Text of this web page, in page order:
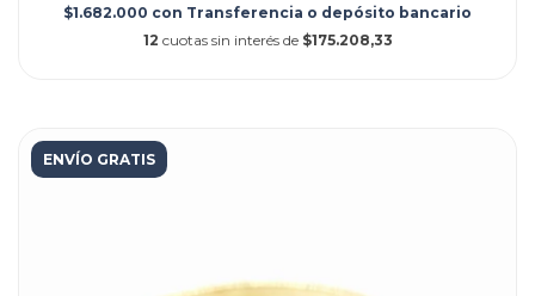
$1.682.000 con Transferencia o depósito bancario
12 cuotas sin interés de $175.208,33
ENVÍO GRATIS